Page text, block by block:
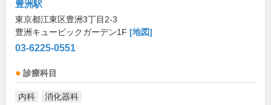
豊洲駅
東京都江東区豊洲3丁目2-3
豊洲キュービックガーデン1F [地図]
03-6225-0551
診療科目
内科 消化器科